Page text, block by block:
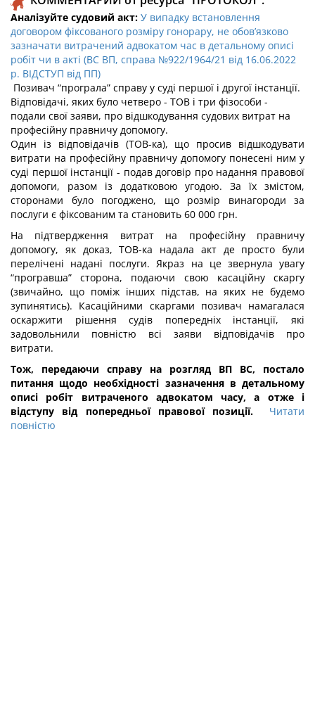
Аналізуйте судовий акт: У випадку встановлення
договором фіксованого розміру гонорару, не обов’язково
зазначати витрачений адвокатом час в детальному описі
робіт чи в акті (ВС ВП, справа №922/1964/21 від 16.06.2022
р. ВІДСТУП від ПП)
Позивач “програла” справу у суді першої і другої інстанції.
Відповідачі, яких було четверо - ТОВ і три фізособи -
подали свої заяви, про відшкодування судових витрат на
професійну правничу допомогу.
Один із відповідачів (ТОВ-ка), що просив відшкодувати
витрати на професійну правничу допомогу понесені ним у
суді першої інстанції - подав договір про надання правової
допомоги, разом із додатковою угодою. За їх змістом,
сторонами було погоджено, що розмір винагороди за
послуги є фіксованим та становить 60 000 грн.
На підтвердження витрат на професійну правничу
допомогу, як доказ, ТОВ-ка надала акт де просто були
перелічені надані послуги. Якраз на це звернула увагу
“програвша” сторона, подаючи свою касаційну скаргу
(звичайно, що поміж інших підстав, на яких не будемо
зупинятись). Касаційними скаргами позивач намагалася
оскаржити рішення судів попередніх інстанції, які
задовольнили повністю всі заяви відповідачів про
витрати.
Тож, передаючи справу на розгляд ВП ВС, постало
питання щодо необхідності зазначення в детальному
описі робіт витраченого адвокатом часу, а отже і
відступу від попередньої правової позиції.
Читати
повністю